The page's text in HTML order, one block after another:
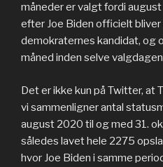
måneder er valgt fordi
efter Joe Biden officielt
demokraternes kandidat, og
måned inden selve
Det er ikke kun på Twitter, at
vi sammenligner antal
august 2020 til og med 31.
således lavet hele 2275
hvor Joe Biden i samme